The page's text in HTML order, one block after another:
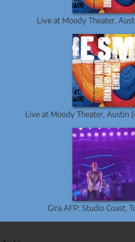
Live at Moody Theater,
Live at Moody Theater, Austin
Gira AFP: Studio Coast,